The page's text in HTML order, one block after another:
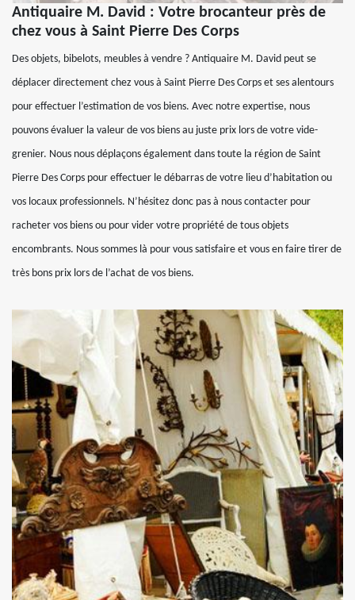
Antiquaire M. David : Votre brocanteur près de
chez vous à Saint Pierre Des Corps
Des objets, bibelots, meubles à vendre ? Antiquaire M. David peut se
déplacer directement chez vous à Saint Pierre Des Corps et ses alentours
pour effectuer l’estimation de vos biens. Avec notre expertise, nous
pouvons évaluer la valeur de vos biens au juste prix lors de votre vide-
grenier. Nous nous déplaçons également dans toute la région de Saint
Pierre Des Corps pour effectuer le débarras de votre lieu d’habitation ou
vos locaux professionnels. N’hésitez donc pas à nous contacter pour
racheter vos biens ou pour vider votre propriété de tous objets
encombrants. Nous sommes là pour vous satisfaire et vous en faire tirer de
très bons prix lors de l’achat de vos biens.